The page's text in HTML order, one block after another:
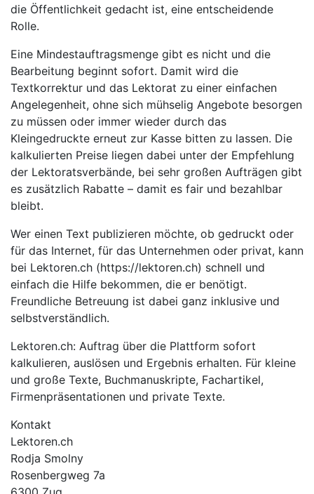
die Öffentlichkeit gedacht ist, eine entscheidende
Rolle.
Eine Mindestauftragsmenge gibt es nicht und die
Bearbeitung beginnt sofort. Damit wird die
Textkorrektur und das Lektorat zu einer einfachen
Angelegenheit, ohne sich mühselig Angebote besorgen
zu müssen oder immer wieder durch das
Kleingedruckte erneut zur Kasse bitten zu lassen. Die
kalkulierten Preise liegen dabei unter der Empfehlung
der Lektoratsverbände, bei sehr großen Aufträgen gibt
es zusätzlich Rabatte – damit es fair und bezahlbar
bleibt.
Wer einen Text publizieren möchte, ob gedruckt oder
für das Internet, für das Unternehmen oder privat, kann
bei Lektoren.ch (https://lektoren.ch) schnell und
einfach die Hilfe bekommen, die er benötigt.
Freundliche Betreuung ist dabei ganz inklusive und
selbstverständlich.
Lektoren.ch: Auftrag über die Plattform sofort
kalkulieren, auslösen und Ergebnis erhalten. Für kleine
und große Texte, Buchmanuskripte, Fachartikel,
Firmenpräsentationen und private Texte.
Kontakt
Lektoren.ch
Rodja Smolny
Rosenbergweg 7a